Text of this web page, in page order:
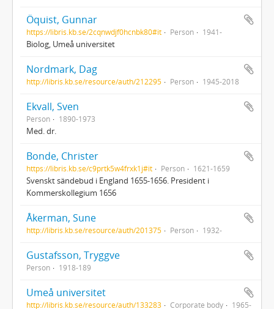
Öquist, Gunnar
https://libris.kb.se/2cqnwdjf0hcnbk80#it Person 1941-
Biolog, Umeå universitet
Nordmark, Dag
http://libris.kb.se/resource/auth/212295 Person 1945-2018
Ekvall, Sven
Person 1890-1973
Med. dr.
Bonde, Christer
https://libris.kb.se/c9prtk5w4frxk1j#it Person 1621-1659
Svenskt sändebud i England 1655-1656. President i
Kommerskollegium 1656
Åkerman, Sune
http://libris.kb.se/resource/auth/201375 Person 1932-
Gustafsson, Tryggve
Person 1918-189
Umeå universitet
http://libris.kb.se/resource/auth/133283 Corporate body 1965-